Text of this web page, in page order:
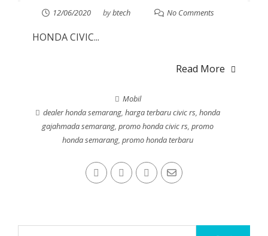
12/06/2020 bybtech No Comments
HONDA CIVIC...
Read More
Mobil
dealer honda semarang,harga terbaru civic rs,honda
gajahmada semarang,promo honda civic rs,promo
honda semarang,promo honda terbaru